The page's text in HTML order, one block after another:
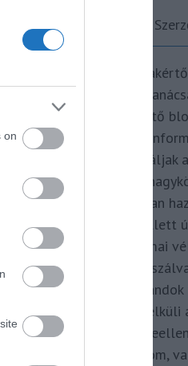
on
A
Turisztikai
vendégélmény
kategória teremtő
belül hiteles
inspirációul szolgáljak
az utazni vágyó
Repertoáromban
turizmus hírek mellett
ajánlók és szakmai
kapnak,
termálfürdők, strandok
hivatkozás
többszörösen
minőségi tartalom,